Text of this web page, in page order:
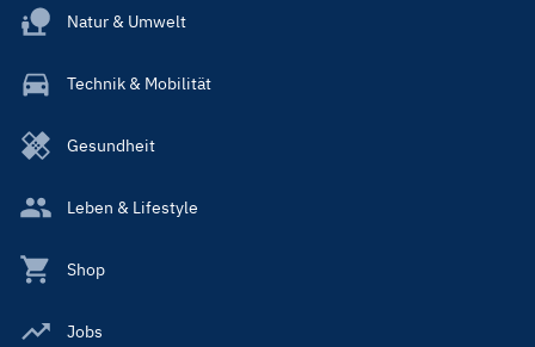
Natur & Umwelt
Technik & Mobilität
Gesundheit
Leben & Lifestyle
Shop
Jobs